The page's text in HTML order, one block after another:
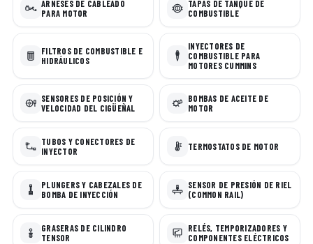
ARNESES DE CABLEADO
PARA MOTOR
TAPAS DE TANQUE DE
COMBUSTIBLE
FILTROS DE COMBUSTIBLE E
HIDRÁULICOS
INYECTORES DE
COMBUSTIBLE PARA
MOTORES CUMMINS
SENSORES DE POSICIÓN Y
VELOCIDAD DEL CIGÜEÑAL
BOMBAS DE ACEITE DE
MOTOR
TUBOS Y CONECTORES DE
INYECTOR
TERMOSTATOS DE MOTOR
PLUNGERS Y CABEZALES DE
BOMBA DE INYECCIÓN
SENSOR DE PRESIÓN DE RIEL
(COMMON RAIL)
GRASERAS DE CILINDRO
TENSOR
RELÉS, TEMPORIZADORES Y
COMPONENTES ELÉCTRICOS